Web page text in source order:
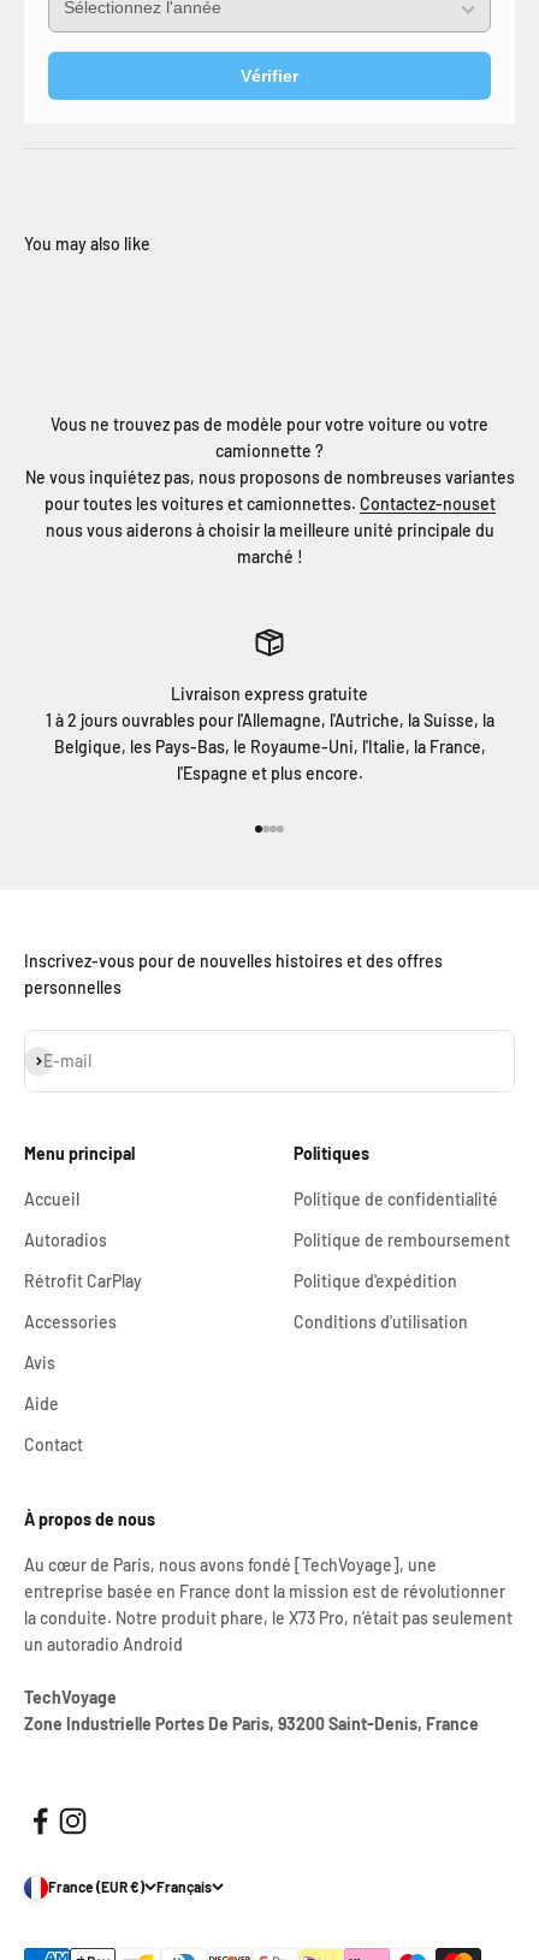
Vérifier
Vous ne trouvez pas de modèle pour votre voiture ou votre
camionnette ?
Ne vous inquiétez pas, nous proposons de nombreuses variantes
pour toutes les voitures et camionnettes. Contactez-nouset
nous vous aiderons à choisir la meilleure unité principale du
marché !
Livraison express gratuite
1 à 2 jours ouvrables pour l'Allemagne, l'Autriche, la Suisse, la
Belgique, les Pays-Bas, le Royaume-Uni, l'Italie, la France,
l'Espagne et plus encore.
Inscrivez-vous pour de nouvelles histoires et des offres
personnelles
E-mail
S'inscrire
Menu principal
Accueil
Autoradios
Rétrofit CarPlay
Accessories
Avis
Aide
Contact
Politiques
Politique de confidentialité
Politique de remboursement
Politique d'expédition
Conditions d'utilisation
À propos de nous
Au cœur de Paris, nous avons fondé [TechVoyage], une
entreprise basée en France dont la mission est de révolutionner
la conduite. Notre produit phare, le X73 Pro, n'était pas seulement
un autoradio Android
TechVoyage
Zone Industrielle Portes De Paris, 93200 Saint-Denis, France
France (EUR €) Français